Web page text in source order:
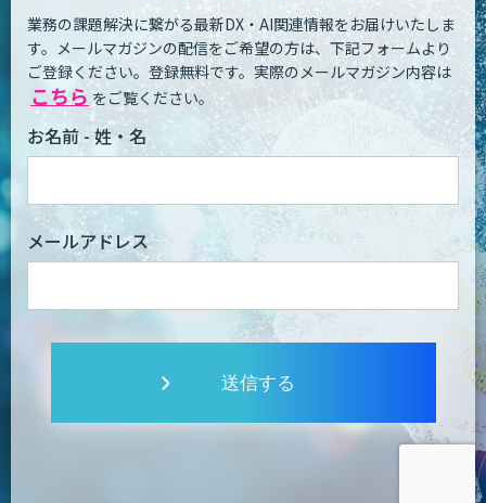
業務の課題解決に繋がる最新DX・AI関連情報をお届けいたしま
す。 メールマガジンの配信をご希望の方は、下記フォームより
ご登録ください。登録無料です。 実際のメールマガジン内容は
こちら をご覧ください。
お名前 - 姓・名
メールアドレス
送信する